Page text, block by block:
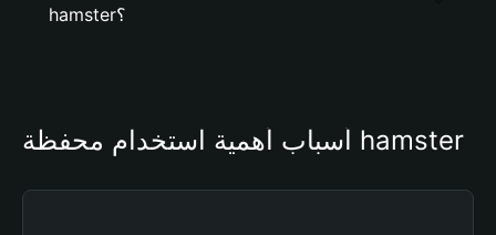
hamster؟
أسباب أهمية استخدام محفظة hamster